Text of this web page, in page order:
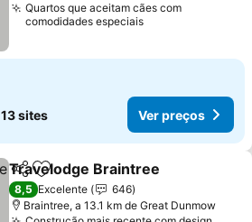
Quartos que aceitam cães com
comodidades especiais
13 sites Ver preços
PartilharAdicionar aos favoritos
Travelodge Braintree
8,5 Excelente
646
Braintree, a 13.1 km de Great Dunmow